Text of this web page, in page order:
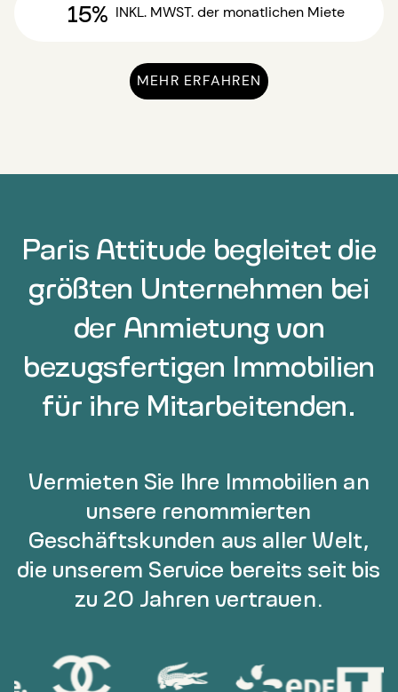
15% INKL. MWST. der monatlichen Miete
MEHR ERFAHREN
Paris Attitude begleitet die
größten Unternehmen bei
der Anmietung von
bezugsfertigen Immobilien
für ihre Mitarbeitenden.
Vermieten Sie Ihre Immobilien an
unsere renommierten
Geschäftskunden aus aller Welt,
die unserem Service bereits seit bis
zu 20 Jahren vertrauen.